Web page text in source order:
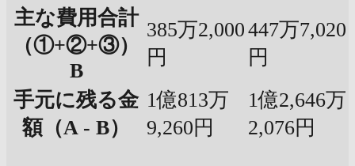
主な費用合計
（①+②+③）
B
385万2,000
円
447万7,020
円
手元に残る金
額（A - B）
1億813万
9,260円
1億2,646万
2,076円